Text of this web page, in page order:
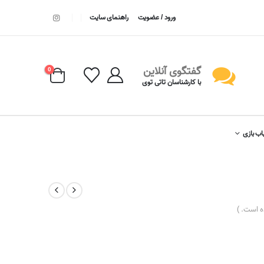
ورود / عضویت راهنمای سایت
گفتگوی آنلاین
با کارشناسان تاتی توی
0
بازی
است. )